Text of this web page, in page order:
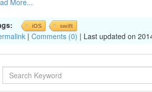
iOS swift
| Comments (0) | Last updated on